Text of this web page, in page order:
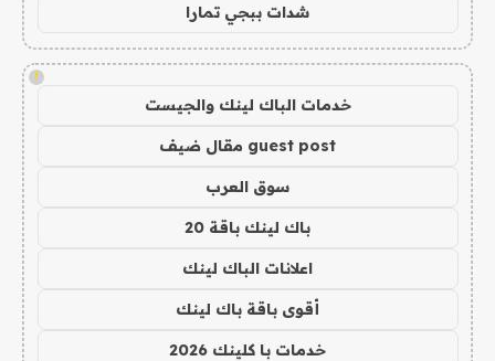
شدات ببجي تمارا
!
خدمات الباك لينك والجيست
guest post مقال ضيف
سوق العرب
باك لينك باقة 20
اعلانات الباك لينك
أقوى باقة باك لينك
خدمات با كلينك 2026